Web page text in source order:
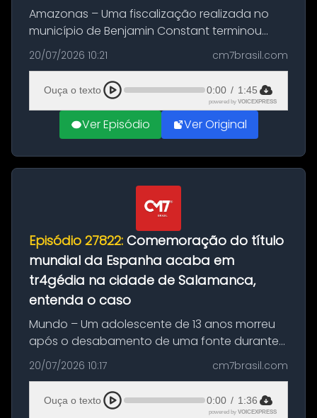
Amazonas – Uma fiscalização realizada no
município de Benjamin Constant terminou
com a apreensão de aproximadamente 115
quilos de entorpecentes em uma
embarcação atracada no porto da cidade. O
materia...
20/07/2026 10:21 cm7brasil.com
Ouça o texto 0:00 / 1:45
powered by VOICEXPRESS
Ver Episódio Ver Original
Episódio 27822: Comemoração do título
mundial da Espanha acaba em
tr4gédia na cidade de Salamanca,
entenda o caso
Mundo – Um adolescente de 13 anos morreu
após o desabamento de uma fonte durante
as comemorações pelo título da Copa do
Mundo conquistado pela Espanha, em
Ciudad Rodrigo, na província de Salamanca,
no...
20/07/2026 10:17 cm7brasil.com
Ouça o texto 0:00 / 1:36
powered by VOICEXPRESS